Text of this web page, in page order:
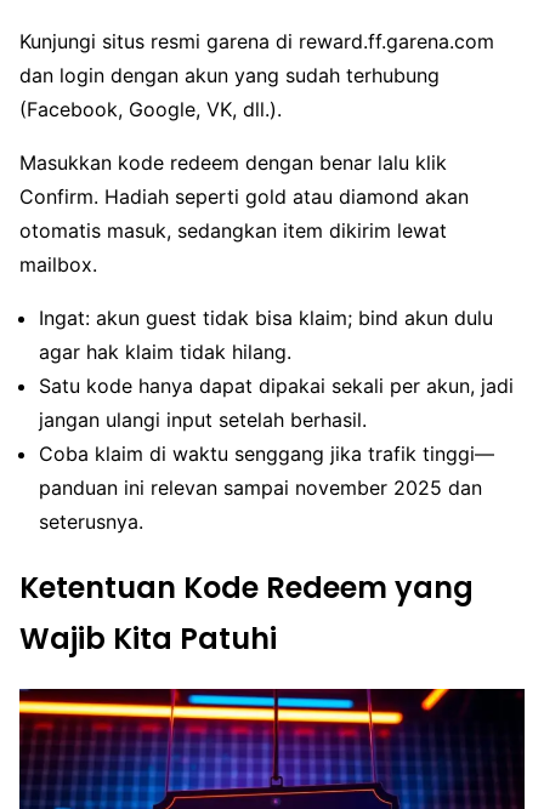
Kunjungi situs resmi garena di reward.ff.garena.com
dan login dengan akun yang sudah terhubung
(Facebook, Google, VK, dll.).
Masukkan kode redeem dengan benar lalu klik
Confirm. Hadiah seperti gold atau diamond akan
otomatis masuk, sedangkan item dikirim lewat
mailbox.
Ingat: akun guest tidak bisa klaim; bind akun dulu
agar hak klaim tidak hilang.
Satu kode hanya dapat dipakai sekali per akun, jadi
jangan ulangi input setelah berhasil.
Coba klaim di waktu senggang jika trafik tinggi—
panduan ini relevan sampai november 2025 dan
seterusnya.
Ketentuan Kode Redeem yang
Wajib Kita Patuhi